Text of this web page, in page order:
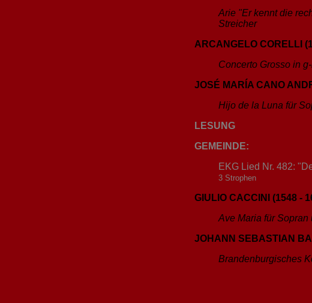
Arie "Er kennt die
Streicher
ARCANGELO CORELLI
Concerto Grosso in
JOSÉ MARÍA CANO
Hijo de la Luna für
LESUNG
GEMEINDE:
EKG Lied Nr. 482:
3 Strophen
GIULIO CACCINI (1548 -
Ave Maria für Sopran
JOHANN SEBASTIAN
Brandenburgisches